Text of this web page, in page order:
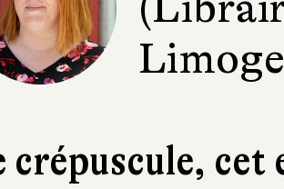
crépuscule,